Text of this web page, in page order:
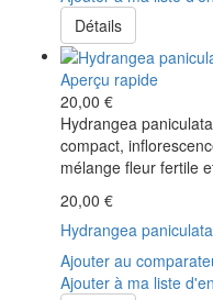
Détails
Aperçu rapide
20,00 €
Hydrangea
compact,
mélange fleur fertile
20,00 €
Hydrangea
Ajouter au
Ajouter à ma liste